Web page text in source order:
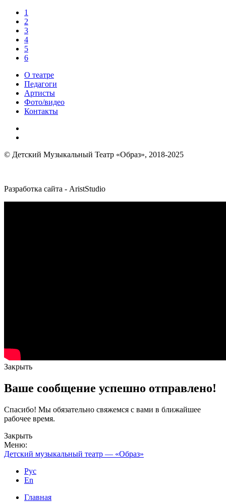
1
2
3
4
5
6
О театре
Педагоги
Артисты
Фото/видео
Контакты
© Детский Музыкальный Театр «Образ», 2018-2025
Разработка сайта - AristStudio
Закрыть
Ваше сообщение успешно отправлено!
Спасибо! Мы обязательно свяжемся с вами в ближайшее
рабочее время.
Закрыть
Меню:
Детский музыкальный театр — «Образ»
Рус
En
Главная